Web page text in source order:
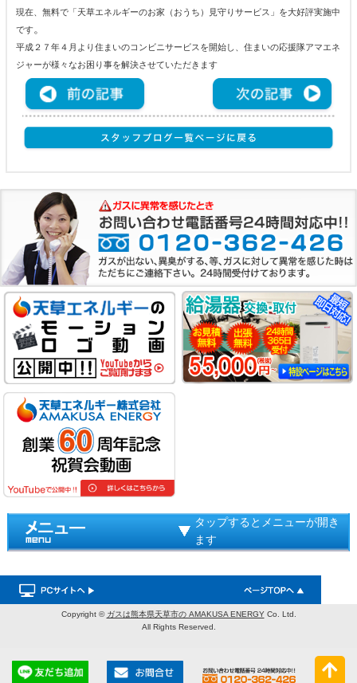
現在、無料で「天草エネルギーのお家（おうち）見守りサービス」を大好評実施中
です。
平成２７年４月より住まいのコンビニサービスを開始し、住まいの応援隊アマエネ
ジャーが様々なお困り事を解決させていただきます
タップするとメニューが開き
ます
Copyright © ガスは熊本県天草市の AMAKUSA ENERGYCo. Ltd.
All Rights Reserved.